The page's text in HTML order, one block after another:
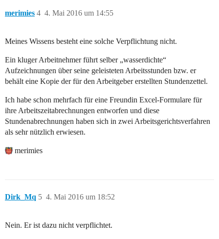
merimies 4. Mai 2016 um 14:55
4
Meines Wissens besteht eine solche Verpflichtung nicht.
Ein kluger Arbeitnehmer führt selber „wasserdichte“
Aufzeichnungen über seine geleisteten Arbeitsstunden bzw. er
behält eine Kopie der für den Arbeitgeber erstellten Stundenzettel.
Ich habe schon mehrfach für eine Freundin Excel-Formulare für
ihre Arbeitszeitabrechnungen entworfen und diese
Stundenabrechnungen haben sich in zwei Arbeitsgerichtsverfahren
als sehr nützlich erwiesen.
merimies
Dirk_Mq 4. Mai 2016 um 18:52
5
Nein. Er ist dazu nicht verpflichtet.